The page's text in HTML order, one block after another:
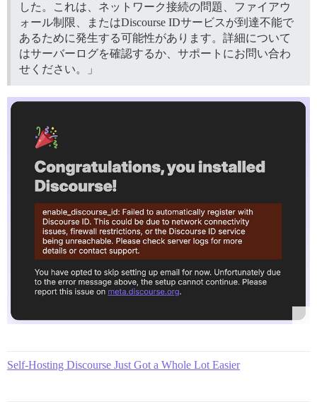
した。これは、ネットワーク接続の問題、ファイアウ
ォール制限、またはDiscourse IDサービスが到達不能で
あるために発生する可能性があります。詳細について
はサーバーログを確認するか、サポートにお問い合わ
せください。」
Self-Hosting Discourse Just Got a Whole Lot Easier